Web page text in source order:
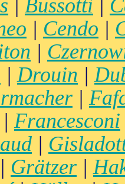
| Bussotti |
| Cendo |
|
| Drouin |
|
| Francesconi
|
| Grätzer |